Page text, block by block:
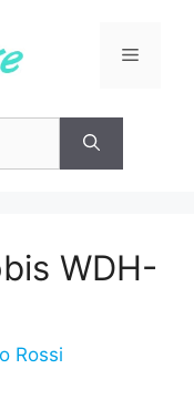
Menu
WDH-
Rossi